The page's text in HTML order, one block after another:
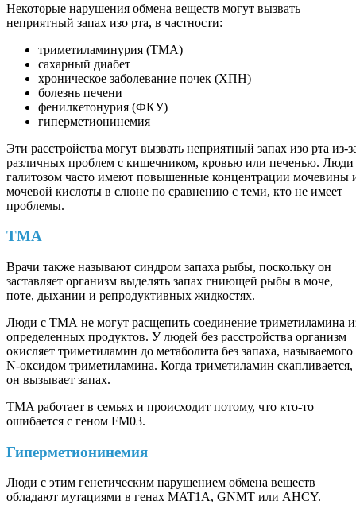
Некоторые нарушения обмена веществ могут вызвать
неприятный запах изо рта, в частности:
триметиламинурия (ТМА)
сахарный диабет
хроническое заболевание почек (ХПН)
болезнь печени
фенилкетонурия (ФКУ)
гиперметионинемия
Эти расстройства могут вызвать неприятный запах изо рта из-
различных проблем с кишечником, кровью или печенью. Люди
галитозом часто имеют повышенные концентрации мочевины
мочевой кислоты в слюне по сравнению с теми, кто не имеет
проблемы.
TMA
Врачи также называют синдром запаха рыбы, поскольку он
заставляет организм выделять запах гниющей рыбы в моче,
поте, дыхании и репродуктивных жидкостях.
Люди с ТМА не могут расщепить соединение триметиламина
определенных продуктов. У людей без расстройства организм
окисляет триметиламин до метаболита без запаха, называемого
N-оксидом триметиламина. Когда триметиламин скапливается,
он вызывает запах.
TMA работает в семьях и происходит потому, что кто-то
ошибается с геном FM03.
Гиперметионинемия
Люди с этим генетическим нарушением обмена веществ
обладают мутациями в генах MAT1A, GNMT или AHCY.